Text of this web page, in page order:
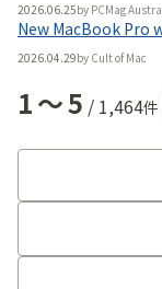
2026.06.25by PCMag
New MacBook Pro
2026.04.29by Cult of Mac
1〜5 / 1,464件